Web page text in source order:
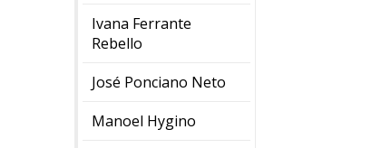
Ivana Ferrante
Rebello
José Ponciano Neto
Manoel Hygino